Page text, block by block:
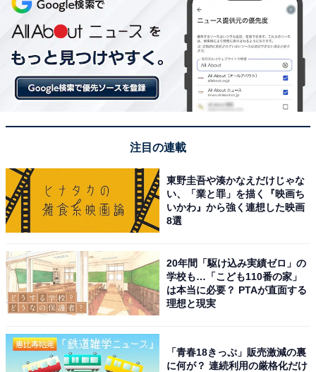
注目の連載
東野圭吾や湊かなえだけじゃな
い、「業と罪」を描く『映画ち
いかわ』から強く連想した映画
8選
20年間「駆け込み実績ゼロ」の
学校も…「こども110番の家」
は本当に必要？ PTAが直面する
理想と現実
「青春18きっぷ」販売激減の裏
に何が？ 連続利用の厳格化だけ